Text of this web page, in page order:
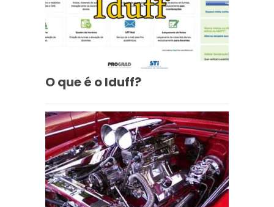
O que é o Iduff?